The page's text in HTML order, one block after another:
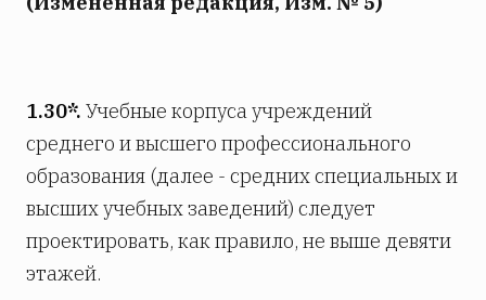
1.30*. Учебные корпуса учреждений
среднего и высшего профессионального
образования (далее - средних специальных и
высших учебных заведений) следует
проектировать, как правило, не выше девяти
этажей.